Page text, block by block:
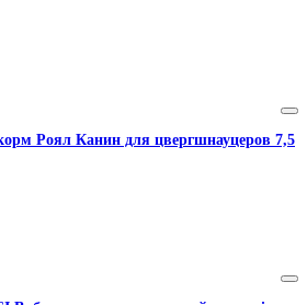
Роял Канин для цвергшнауцеров 7,5